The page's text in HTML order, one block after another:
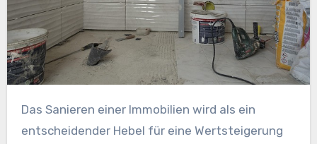
Das Sanieren einer Immobilien wird als ein
entscheidender Hebel für eine Wertsteigerung